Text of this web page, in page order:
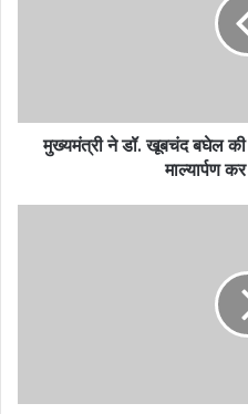
मुख्यमंत्री ने डॉ. खूबचंद बघेल की
माल्यार्पण